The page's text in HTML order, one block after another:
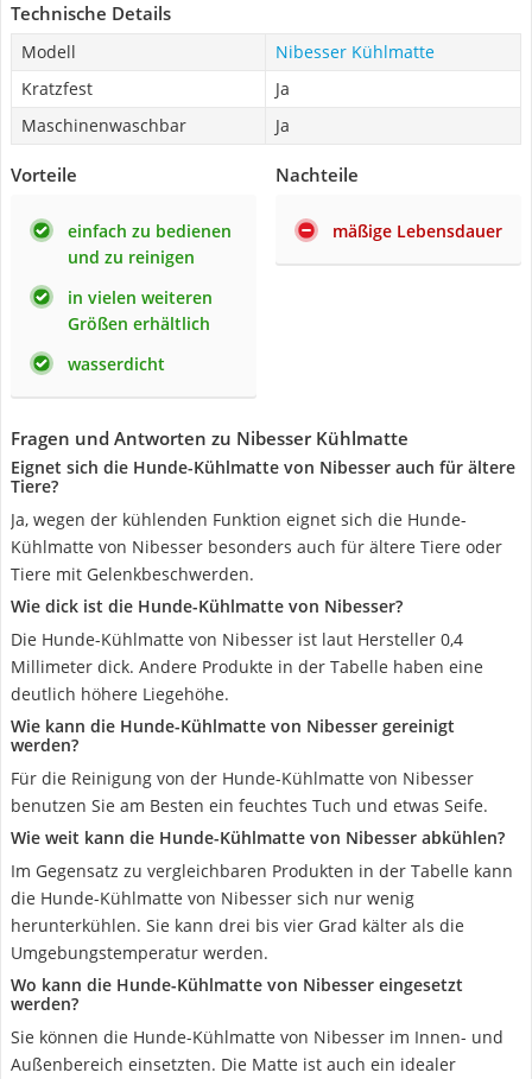
Technische Details
Modell
Nibesser Kühlmatte
Kratzfest
Ja
Maschinenwaschbar
Ja
Vorteile
einfach zu bedienen
und zu reinigen
in vielen weiteren
Größen erhältlich
wasserdicht
Nachteile
mäßige Lebensdauer
Fragen und Antworten zu Nibesser Kühlmatte
Eignet sich die Hunde-Kühlmatte von Nibesser auch für ältere
Tiere?
Ja, wegen der kühlenden Funktion eignet sich die Hunde-
Kühlmatte von Nibesser besonders auch für ältere Tiere oder
Tiere mit Gelenkbeschwerden.
Wie dick ist die Hunde-Kühlmatte von Nibesser?
Die Hunde-Kühlmatte von Nibesser ist laut Hersteller 0,4
Millimeter dick. Andere Produkte in der Tabelle haben eine
deutlich höhere Liegehöhe.
Wie kann die Hunde-Kühlmatte von Nibesser gereinigt
werden?
Für die Reinigung von der Hunde-Kühlmatte von Nibesser
benutzen Sie am Besten ein feuchtes Tuch und etwas Seife.
Wie weit kann die Hunde-Kühlmatte von Nibesser abkühlen?
Im Gegensatz zu vergleichbaren Produkten in der Tabelle kann
die Hunde-Kühlmatte von Nibesser sich nur wenig
herunterkühlen. Sie kann drei bis vier Grad kälter als die
Umgebungstemperatur werden.
Wo kann die Hunde-Kühlmatte von Nibesser eingesetzt
werden?
Sie können die Hunde-Kühlmatte von Nibesser im Innen- und
Außenbereich einsetzten. Die Matte ist auch ein idealer